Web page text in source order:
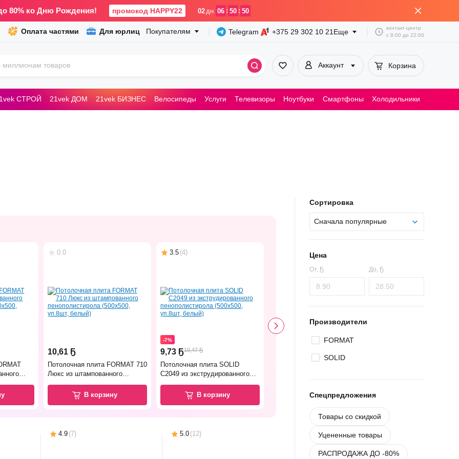
80% ко Дню Рождения! промокод HAPPY22 02 дн 06 : 50 : 50
Оплата частями Для юрлиц Покупателям Telegram +375 29 302 10 21 Еще
контакт-центр
с 8:00 до 22:00
Аккаунт Корзина
СТРОЙ 21vek ДОМ 21vek БИЗНЕС Велосипеды Услуги Телевизоры Ноутбуки Смартфоны Холодильники
0.0
10,61 Ҕ
Потолочная плита FORMAT 710
Люкс из штампованного
пенополистирола (500x500,
уп.8шт, белый)В корзину
3.5 (4)
-7%
9,73 Ҕ10,47 Ҕ
Потолочная плита SOLID
С2049 из экструдированного
пенополистирола (500x500,
уп.8шт, белый)В корзину
4.9 (7) 5.0 (12)
Сортировка
Сначала популярные
Цена
От, Ҕ До, Ҕ
Производители
FORMAT
SOLID
Спецпредложения
Товары со скидкой
Уцененные товары
РАСПРОДАЖА ДО -80%